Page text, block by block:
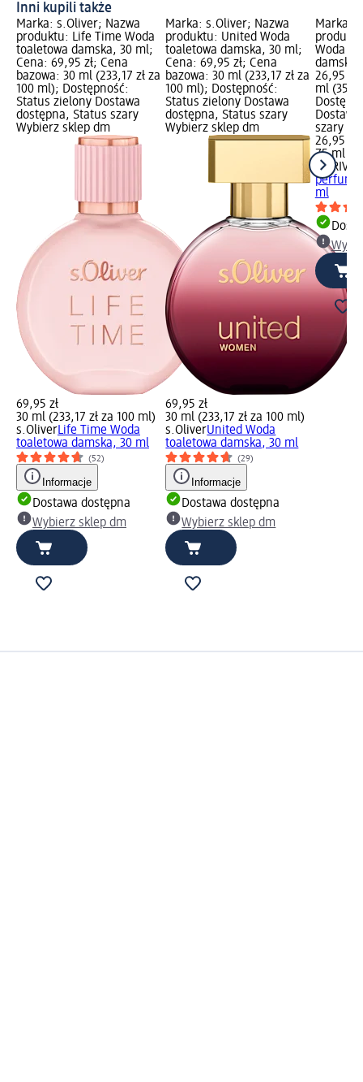
Inni kupili także
Marka: s.Oliver; Nazwa
produktu: Life Time Woda
toaletowa damska, 30 ml;
Cena: 69,95 zł; Cena
bazowa: 30 ml (233,17 zł za
100 ml); Dostępność:
Status zielony Dostawa
dostępna, Status szary
Wybierz sklep dm
69,95 zł
30 ml (233,17 zł za 100 ml)
s.OliverLife Time Woda
toaletowa damska, 30 ml
(52)
Informacje
Dostawa dostępna
Wybierz sklep dm
Marka: s.Oliver; Nazwa
produktu: United Woda
toaletowa damska, 30 ml;
Cena: 69,95 zł; Cena
bazowa: 30 ml (233,17 zł za
100 ml); Dostępność:
Status zielony Dostawa
dostępna, Status szary
Wybierz sklep dm
69,95 zł
30 ml (233,17 zł za 100 ml)
s.OliverUnited Woda
toaletowa damska, 30 ml
(29)
Informacje
Dostawa dostępna
Wybierz sklep dm
Marka:
Woda
26,95
ml
szary
26,95 zł
75 ml
LA RIVE
ml